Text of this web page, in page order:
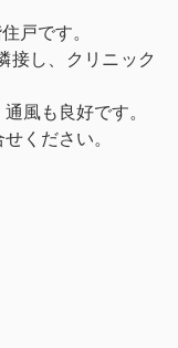
戸です。
接し、クリニック
風も良好です。
ください。